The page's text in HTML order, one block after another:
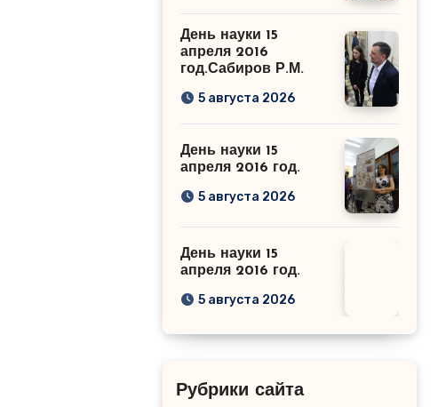
День науки 15
апреля 2016
год.Сабиров Р.М.
5 августа 2026
День науки 15
апреля 2016 год.
5 августа 2026
День науки 15
апреля 2016 год.
5 августа 2026
Рубрики сайта